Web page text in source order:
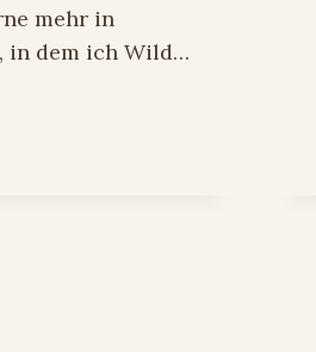
mehr in
in dem ich Wild…